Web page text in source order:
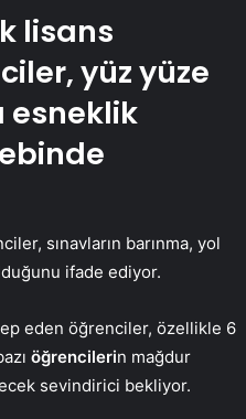
lisans
yüz yüze
esneklik
sınavların barınma, yol
ifade ediyor.
eden öğrenciler, özellikle 6
öğrencilerin mağdur
sevindirici bekliyor.